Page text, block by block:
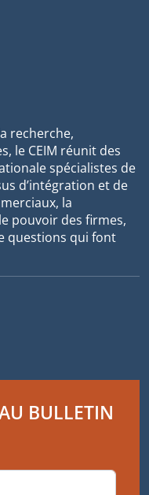
recherche,
le CEIM réunit des
spécialistes de
d’intégration et de
la
pouvoir des firmes,
questions qui font
BULLETIN